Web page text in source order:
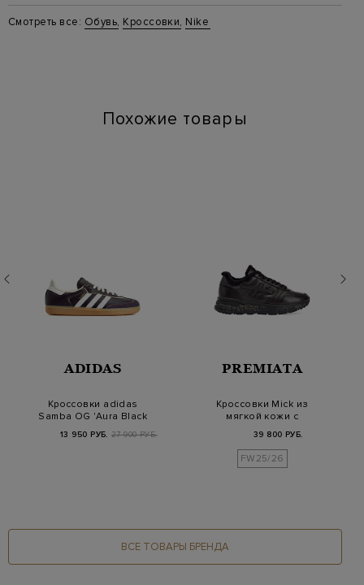
Материал: кожа 100%
Смотреть все: Обувь, Кроссовки, Nike
Похожие товары
ADIDAS
Кроссовки adidas
Samba OG 'Aura Black
13 950 РУБ. 27 900 РУБ.
PREMIATA
Кроссовки Mick из
мягкой кожи с
39 800 РУБ.
FW25/26
ВСЕ ТОВАРЫ БРЕНДА